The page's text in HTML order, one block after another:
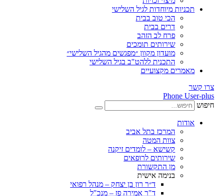
מיוחדות לגיל השלישי
הכי טוב בבית
דרים בבית
פרח לב הזהב
שירותים תומכים
מועדון מקוון ״מפגשים מהגיל השלישי״
התכנית ללהט"ב בגיל השלישי
מקצועיים
Phone
המרכז בתל אביב
צוות המטה
קשישא – לומדים זיקנה
שירותים לרופאים
מן התקשורת
בנימה אישית
ד״ר רון בן יצחק – מנהל רפואי
ד"ר אמירה פז – מנכ"ל